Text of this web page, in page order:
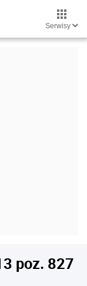
Serwisy
poz. 827